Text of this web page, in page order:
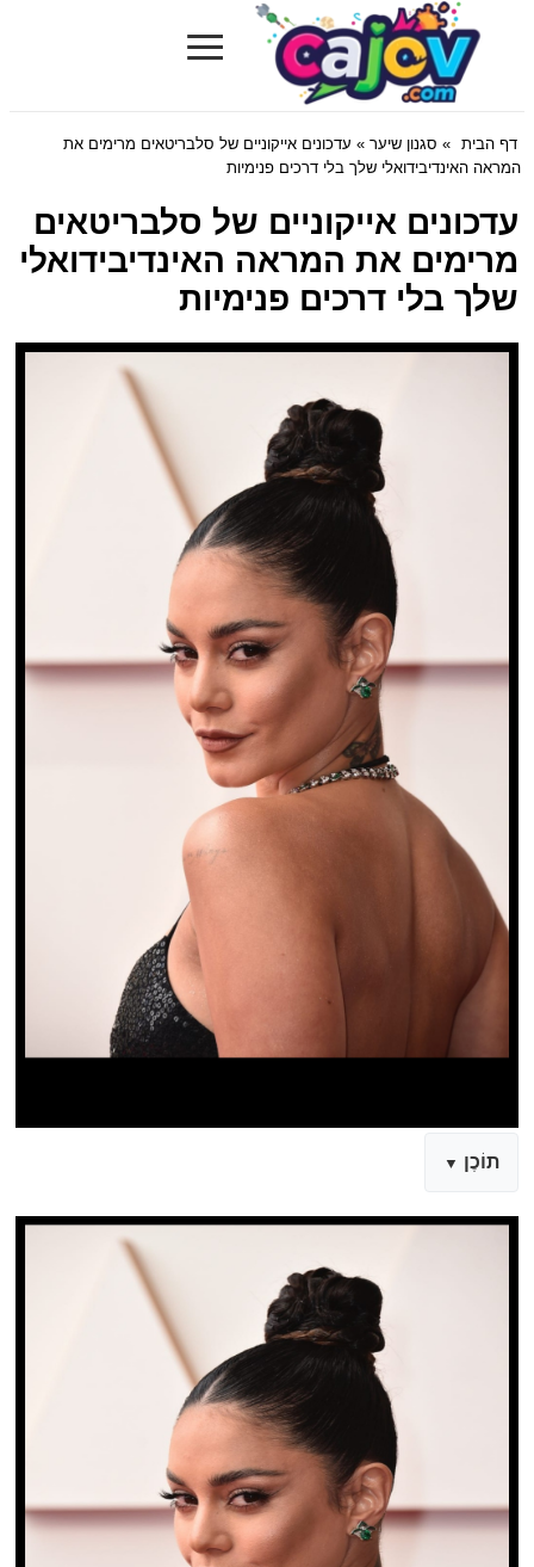
Cajov.com
≡
דף הבית » סגנון שיער » עדכונים אייקוניים של סלבריטאים מרימים את
המראה האינדיבידואלי שלך בלי דרכים פנימיות
עדכונים אייקוניים של סלבריטאים
מרימים את המראה האינדיבידואלי
שלך בלי דרכים פנימיות
תוֹכֶן